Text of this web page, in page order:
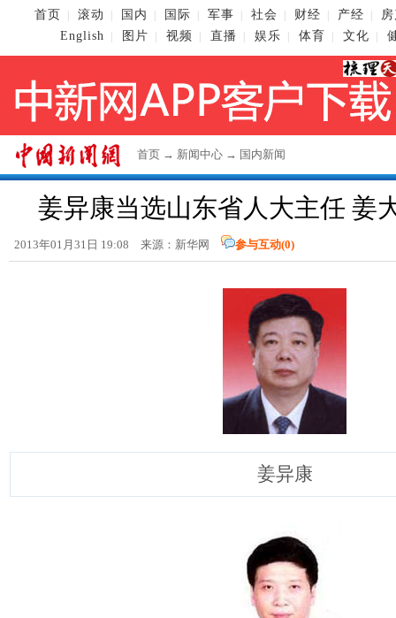
首页 滚动 国内 国际 军事 社会 财经 产经
English
图片 视频 直播 娱乐 体育 文化
首页 → 新闻中心 → 国内新闻
姜异康当选山东省人大主任 姜
2013年01月31日 19:08 来源：新华网 参与互动(0)
姜异康